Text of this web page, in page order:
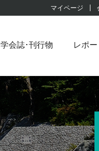
マイページ
学会誌･刊行物 レポ